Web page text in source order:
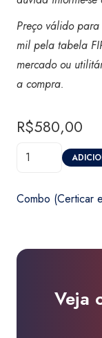
Preço válido
mil pela tabela
mercado ou
a compra.
R$580,00
Combo
e
Super
quantidade
Combo (Certicar
Veja